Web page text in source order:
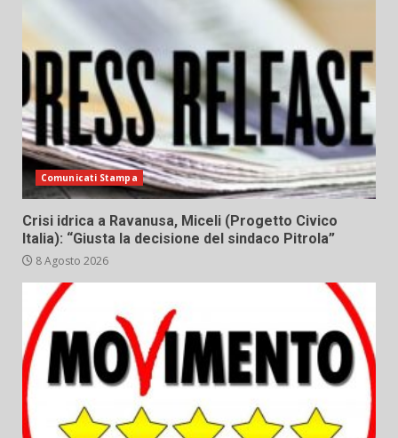
Comunicati Stampa
Crisi idrica a Ravanusa, Miceli (Progetto Civico
Italia): “Giusta la decisione del sindaco Pitrola”
8 Agosto 2026